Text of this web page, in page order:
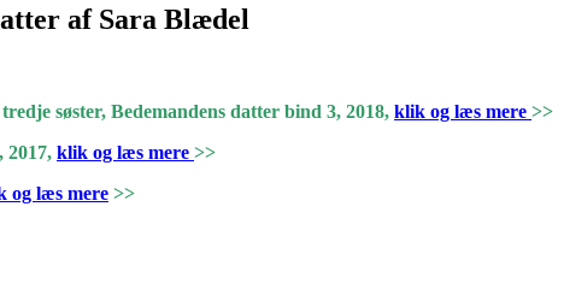
af Sara Blædel
søster, Bedemandens datter bind 3, 2018, klik og læs mere >>
2017, klik og læs mere >>
og læs mere >>